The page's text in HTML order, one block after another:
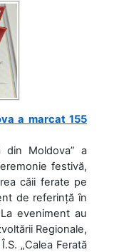
a marcat 155
din Moldova” a
festivă,
căii ferate pe
de referință în
eveniment au
Regionale,
„Calea Ferată